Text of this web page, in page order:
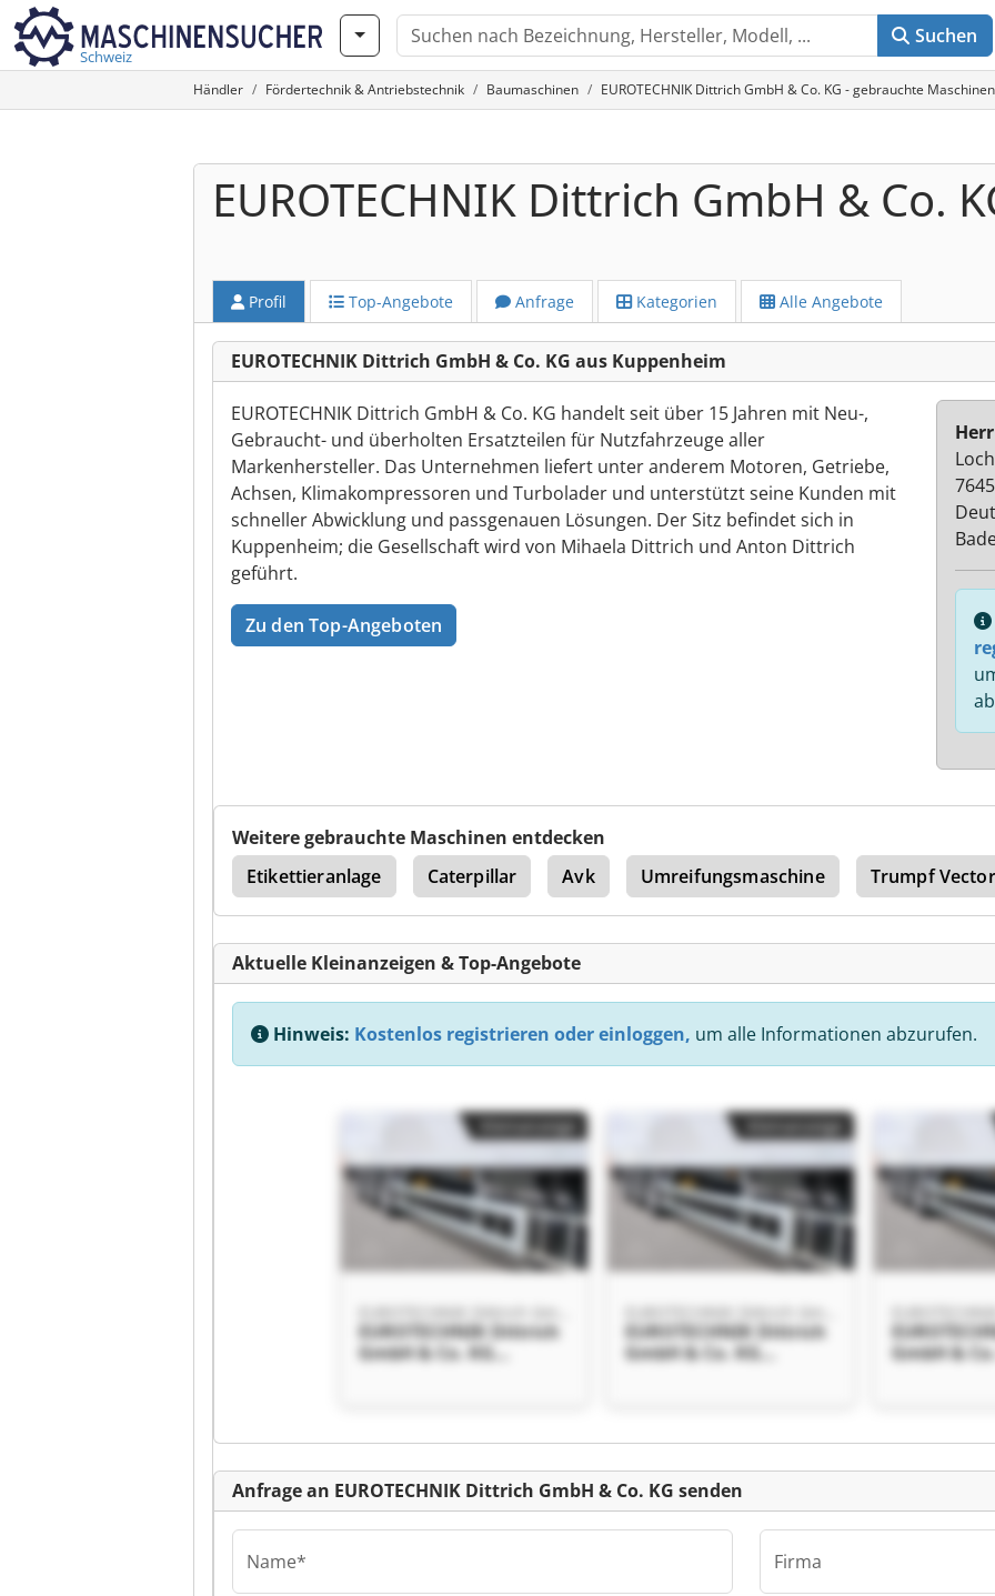
Schweiz
Suchen
Händler Fördertechnik & Antriebstechnik Baumaschinen EUROTECHNIK Dittrich GmbH & Co. KG - gebrauchte
EUROTECHNIK Dittrich GmbH & Co.
Profil Top-Angebote Anfrage Kategorien Alle Angebote
EUROTECHNIK Dittrich GmbH & Co. KG aus Kuppenheim
EUROTECHNIK Dittrich GmbH & Co. KG handelt seit über 15 Jahren mit Neu-,
Gebraucht- und überholten Ersatzteilen für Nutzfahrzeuge aller
Markenhersteller. Das Unternehmen liefert unter anderem Motoren, Getriebe,
Achsen, Klimakompressoren und Turbolader und unterstützt seine Kunden mit
schneller Abwicklung und passgenauen Lösungen. Der Sitz befindet sich in
Kuppenheim; die Gesellschaft wird von Mihaela Dittrich und Anton Dittrich
geführt.
Zu den Top-Angeboten
Weitere gebrauchte Maschinen entdecken
Etikettieranlage
Caterpillar Avk Umreifungsmaschine Trumpf
Aktuelle Kleinanzeigen & Top-Angebote
Hinweis: Kostenlos registrieren oder einloggen, um alle Informationen abzurufen.
EUROTECHNIK Dittrich
GmbH & Co. KG
EUROTECHNIK Dittrich
GmbH & Co. KG
GmbH &
Kleinanzeige
Anfrage an EUROTECHNIK Dittrich GmbH & Co. KG senden
Name* Firma